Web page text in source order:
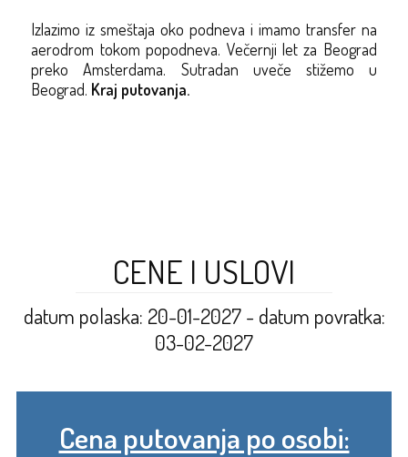
Izlazimo iz smeštajaoko podneva i imamo transferna
aerodrom tokom popodneva. Večernji letza Beograd
prekoAmsterdama. Sutradan uveče stižemo u
Beograd. Kraj putovanja.
CENE I USLOVI
datum polaska: 20-01-2027 - datum povratka:
03-02-2027
Cena putovanja po osobi: